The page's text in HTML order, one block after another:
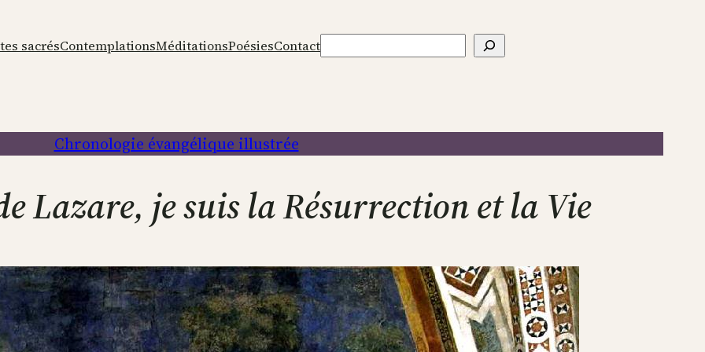
sacrésContemplationsMéditationsPoésiesContactRechercher
Chronologie évangélique illustrée
Lazare, je suis la Résurrection et la Vie